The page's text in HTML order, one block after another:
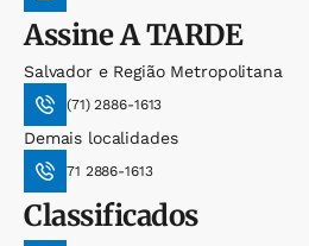
AssineA TARDE
Salvador e Região Metropolitana
(71) 2886-1613
Demais localidades
71 2886-1613
Classificados